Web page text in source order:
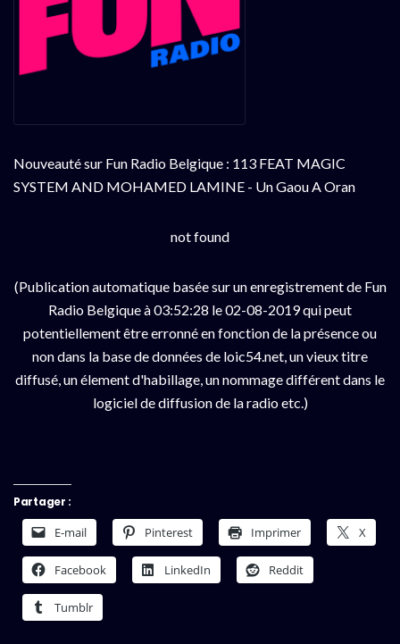
Nouveauté sur Fun Radio Belgique : 113 FEAT MAGIC
SYSTEM AND MOHAMED LAMINE - Un Gaou A Oran
not found
(Publication automatique basée sur un enregistrement de Fun
Radio Belgique à 03:52:28 le 02-08-2019 qui peut
potentiellement être erronné en fonction de la présence ou
non dans la base de données de loic54.net, un vieux titre
diffusé, un élement d'habillage, un nommage différent dans le
logiciel de diffusion de la radio etc.)
Partager :
E-mail Pinterest Imprimer X
Facebook LinkedIn Reddit
Tumblr